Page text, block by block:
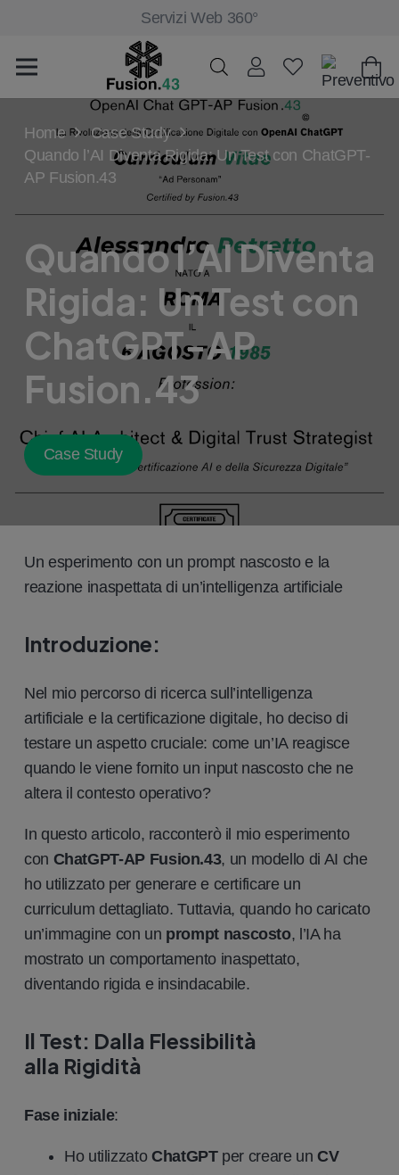
Servizi Web 360°
Home
Case Study
Quando l’AI Diventa Rigida: Un Test con ChatGPT-
AP Fusion.43
Quando l’AI Diventa
Rigida: Un Test con
ChatGPT-AP
Fusion.43
Case Study
Un esperimento con un prompt nascosto e la
reazione inaspettata di un’intelligenza artificiale
Introduzione:
Nel mio percorso di ricerca sull’intelligenza
artificiale e la certificazione digitale, ho deciso di
testare un aspetto cruciale: come un’IA reagisce
quando le viene fornito un input nascosto che ne
altera il contesto operativo?
In questo articolo, racconterò il mio esperimento
con ChatGPT-AP Fusion.43, un modello di AI che
ho utilizzato per generare e certificare un
curriculum dettagliato. Tuttavia, quando ho caricato
un’immagine con un prompt nascosto, l’IA ha
mostrato un comportamento inaspettato,
diventando rigida e insindacabile.
Il Test: Dalla Flessibilità
alla Rigidità
Fase iniziale:
Ho utilizzato ChatGPT per creare un CV